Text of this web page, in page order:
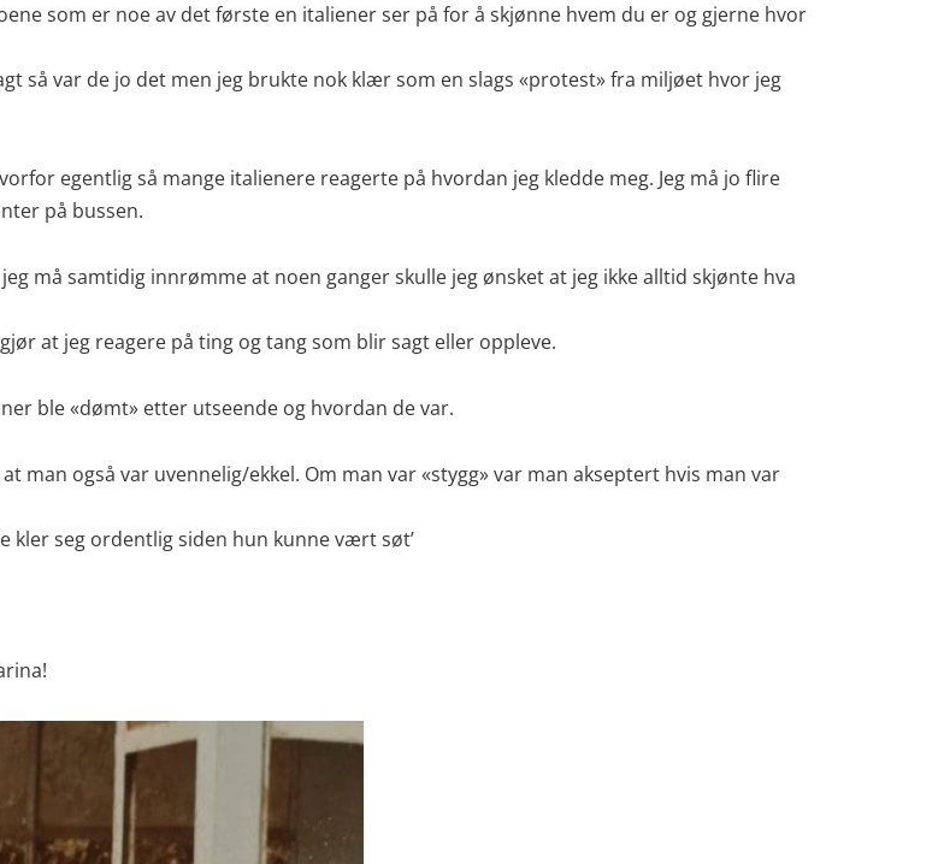
som er noe av det første en italiener ser på for å skjønne hvem du er og gjerne hvor
så var de jo det men jeg brukte nok klær som en slags «protest» fra miljøet hvor jeg
egentlig så mange italienere reagerte på hvordan jeg kledde meg. Jeg må jo flire
på bussen.
må samtidig innrømme at noen ganger skulle jeg ønsket at jeg ikke alltid skjønte hva
at jeg reagere på ting og tang som blir sagt eller oppleve.
ble «dømt» etter utseende og hvordan de var.
man også var uvennelig/ekkel. Om man var «stygg» var man akseptert hvis man var
kler seg ordentlig siden hun kunne vært søt’